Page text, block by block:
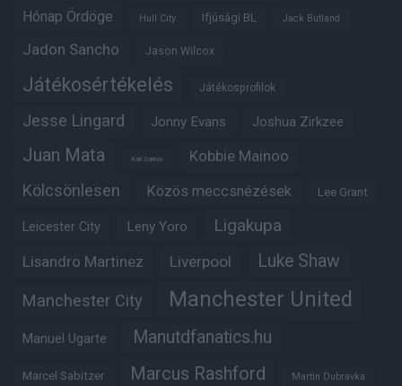
Hónap Ördöge Hull City Ifjúsági BL Jack Butland
Jadon Sancho Jason Wilcox
Játékosértékelés Játékosprofilok
Jesse Lingard Jonny Evans Joshua Zirkzee
Juan Mata Karl Darlow Kobbie Mainoo
Kölcsönlesen Közös meccsnézések Lee Grant
Leicester City Leny Yoro Ligakupa
Lisandro Martinez Liverpool Luke Shaw
Manchester City Manchester United
Manuel Ugarte Manutdfanatics.hu
Marcel Sabitzer Marcus Rashford Martin Dubravka